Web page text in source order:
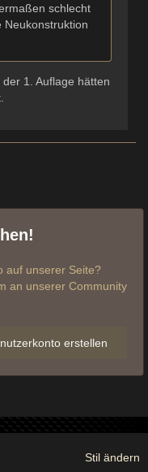
schlecht
Neukonstruktion
1. Auflage hätten
auf unserer Seite?
an unserer Community
erstellen
Stil ändern